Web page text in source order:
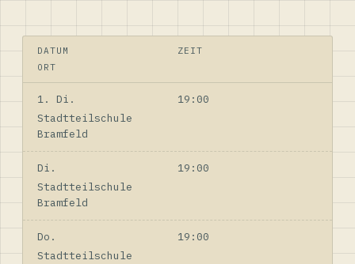
DATUM
ZEIT
ORT
1. Di.
19:00
Stadtteilschule
Bramfeld
Di.
19:00
Stadtteilschule
Bramfeld
Do.
19:00
Stadtteilschule